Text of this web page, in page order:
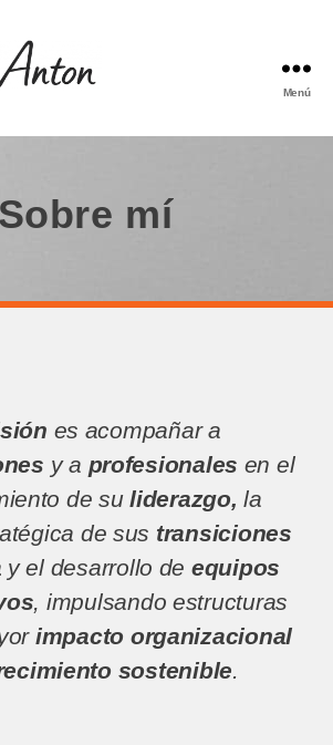
Menú
Sobre mí
es acompañar a
y a profesionales en el
de suliderazgo, la
de sus transiciones
y el desarrollo de equipos
, impulsando estructuras
impacto organizacional
sostenible.